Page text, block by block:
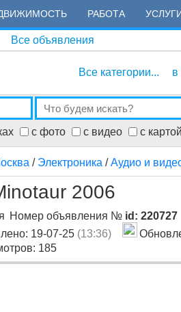
РАБОТА
Все объявления
Все категории... в
с фото с видео с картой
/ Электроника /Аудио и
2006
Номер объявления № id: 220727
19-07-25 (13:36)
185